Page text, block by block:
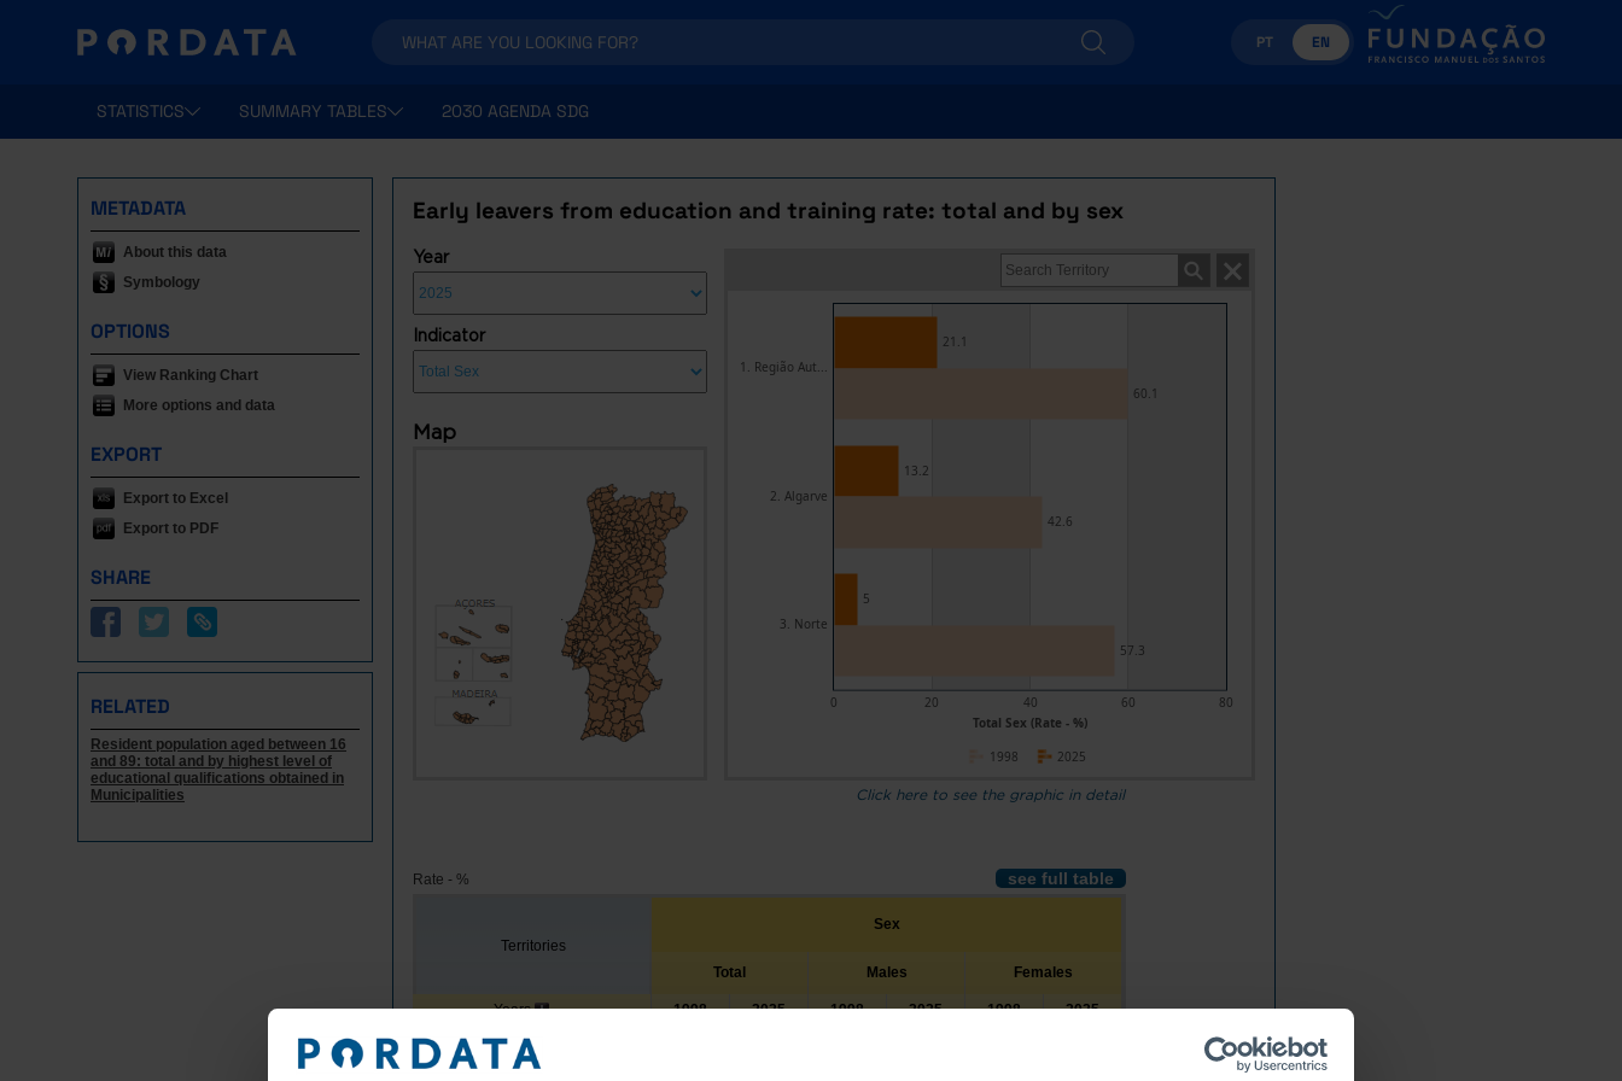
PT EN
STATISTICS SUMMARY TABLES 2030 AGENDA SDG
METADATA
About this data
Symbology
OPTIONS
View Ranking Chart
More options and data
EXPORT
Export to Excel
Export to PDF
SHARE
RELATED
Resident population aged between 16
and 89: total and by highest level of
educational qualifications obtained in
Municipalities
Early leavers from education and training rate: total and by sex
Year
Indicator
Map
Total Sex (Rate - %)
0 20 40 60 80
1. Região Aut...
2. Algarve
3. Norte
21.1
13.2
5
60.1
42.6
57.3
2025
1998
Click here to see the graphic in detail
Rate - % see full table
Territories
Sex
Total Males Females
Years 1998 2025 1998 2025 1998 2025
Portugal